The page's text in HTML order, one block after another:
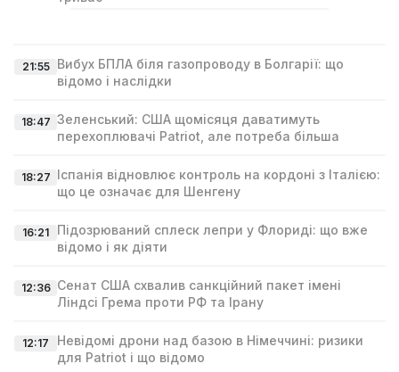
21:55
Вибух БПЛА біля газопроводу в Болгарії: що
відомо і наслідки
18:47 Зеленський: США щомісяця даватимуть
перехоплювачі Patriot, але потреба більша
18:27 Іспанія відновлює контроль на кордоні з Італією:
що це означає для Шенгену
16:21
Підозрюваний сплеск лепри у Флориді: що вже
відомо і як діяти
12:36 Сенат США схвалив санкційний пакет імені
Ліндсі Гремa проти РФ та Ірану
12:17
Невідомі дрони над базою в Німеччині: ризики
для Patriot і що відомо